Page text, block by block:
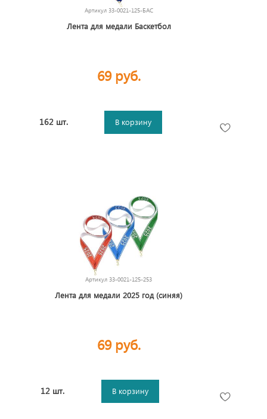
Артикул 33-0021-125-БАС
Лента для медали Баскетбол
69 руб.
162 шт. В корзину
Артикул 33-0021-125-253
Лента для медали 2025 год (синяя)
69 руб.
12 шт. В корзину